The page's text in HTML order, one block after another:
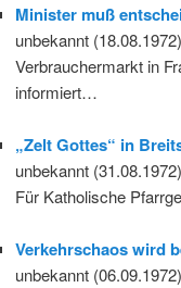
Minister muß
unbekannt (18.08.1972)
Verbrauchermarkt in
informiert…
„Zelt Gottes“ in
unbekannt (31.08.1972)
Für Katholische
Verkehrschaos wird
unbekannt (06.09.1972)